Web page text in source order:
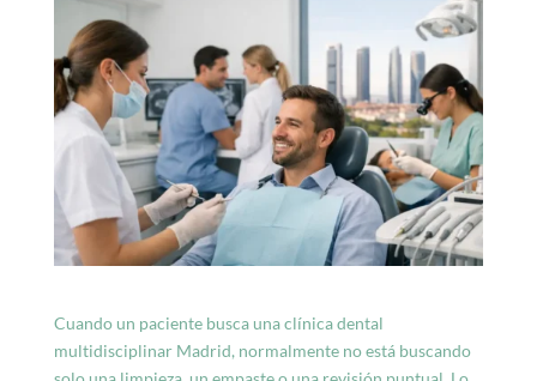
Cuando un paciente busca una clínica dental
multidisciplinar Madrid, normalmente no está buscando